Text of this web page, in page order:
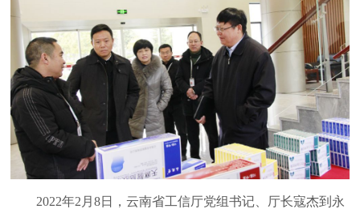
2022年2月8日，云南省工信厅党组书记、厅长寇杰到永